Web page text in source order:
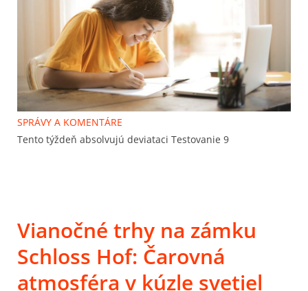
SPRÁVY A KOMENTÁRE
Tento týždeň absolvujú deviataci Testovanie 9
Vianočné trhy na zámku
Schloss Hof: Čarovná
atmosféra v kúzle svetiel